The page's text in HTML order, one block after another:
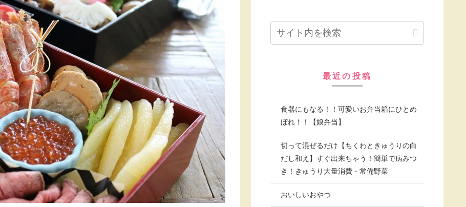
最近の投稿
食器にもなる！！可愛いお弁当箱にひとめ
ぼれ！！【娘弁当】
切って混ぜるだけ【ちくわときゅうりの白
だし和え】すぐ出来ちゃう！簡単で病みつ
き！きゅうり大量消費・常備野菜
おいしいおやつ